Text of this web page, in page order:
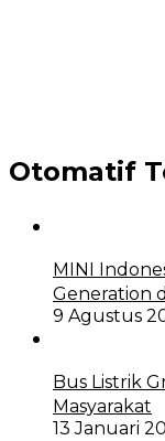
Otomatif
MINI
Generation
9 Agustus
Bus Listrik
Masyarakat
13 Januari